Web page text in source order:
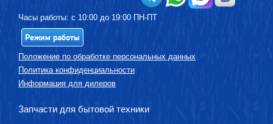
Часы работы: с 10:00 до 19:00 ПН-ПТ
Режим работы
Положение по обработке персональных данных
Политика конфиденциальности
Информация для дилеров
Запчасти для бытовой техники